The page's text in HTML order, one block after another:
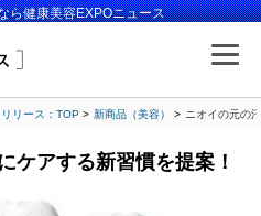
ら健康美容EXPOニュース
リリース：TOP 新商品（美容） ニオイの元の
ケアする新習慣を提案！